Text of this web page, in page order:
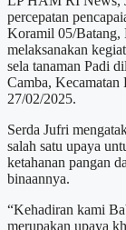
percepatan
Koramil 05/Batang,
melaksanakan
sela tanaman Padi
Camba, Kecamatan
27/02/2025.
Serda Jufri
salah satu upaya
ketahanan pangan
binaannya.
“Kehadiran kami
merupakan upaya